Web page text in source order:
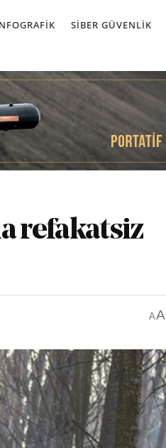
SIBER GÜVENLIK
refakatsiz
AA